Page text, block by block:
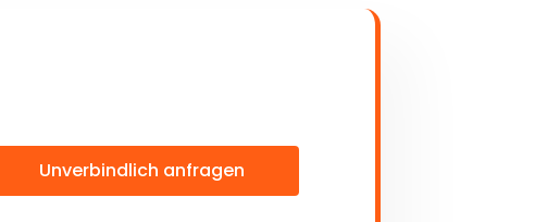
Unverbindlich anfragen